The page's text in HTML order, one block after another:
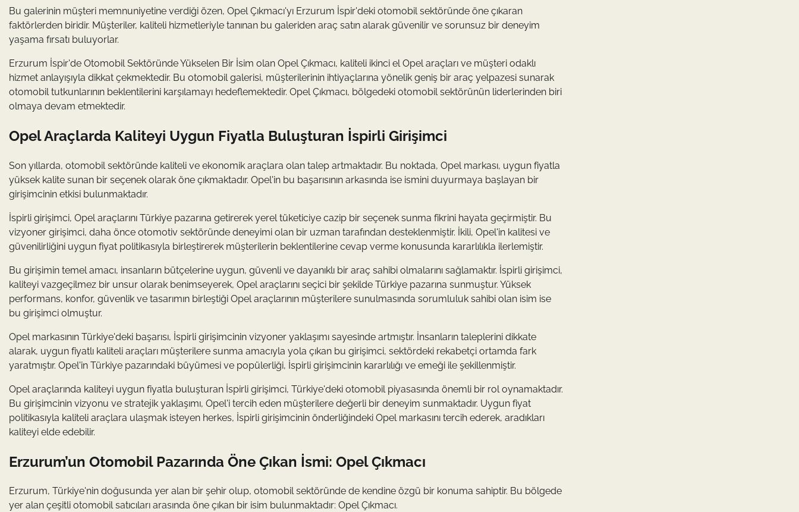
Bu galerinin müşteri memnuniyetine verdiği özen, Opel Çıkmacı'yı Erzurum İspir'deki otomobil sektöründe öne çıkaran
faktörlerden biridir. Müşteriler, kaliteli hizmetleriyle tanınan bu galeriden araç satın alarak güvenilir ve sorunsuz bir deneyim
yaşama fırsatı buluyorlar.
Erzurum İspir'de Otomobil Sektöründe Yükselen Bir İsim olan Opel Çıkmacı, kaliteli ikinci el Opel araçları ve müşteri odaklı
hizmet anlayışıyla dikkat çekmektedir. Bu otomobil galerisi, müşterilerinin ihtiyaçlarına yönelik geniş bir araç yelpazesi sunarak
otomobil tutkunlarının beklentilerini karşılamayı hedeflemektedir. Opel Çıkmacı, bölgedeki otomobil sektörünün liderlerinden biri
olmaya devam etmektedir.
Opel Araçlarda Kaliteyi Uygun Fiyatla Buluşturan İspirli Girişimci
Son yıllarda, otomobil sektöründe kaliteli ve ekonomik araçlara olan talep artmaktadır. Bu noktada, Opel markası, uygun fiyatla
yüksek kalite sunan bir seçenek olarak öne çıkmaktadır. Opel'in bu başarısının arkasında ise ismini duyurmaya başlayan bir
girişimcinin etkisi bulunmaktadır.
İspirli girişimci, Opel araçlarını Türkiye pazarına getirerek yerel tüketiciye cazip bir seçenek sunma fikrini hayata geçirmiştir. Bu
vizyoner girişimci, daha önce otomotiv sektöründe deneyimi olan bir uzman tarafından desteklenmiştir. İkili, Opel'in kalitesi ve
güvenilirliğini uygun fiyat politikasıyla birleştirerek müşterilerin beklentilerine cevap verme konusunda kararlılıkla ilerlemiştir.
Bu girişimin temel amacı, insanların bütçelerine uygun, güvenli ve dayanıklı bir araç sahibi olmalarını sağlamaktır. İspirli girişimci,
kaliteyi vazgeçilmez bir unsur olarak benimseyerek, Opel araçlarını seçici bir şekilde Türkiye pazarına sunmuştur. Yüksek
performans, konfor, güvenlik ve tasarımın birleştiği Opel araçlarının müşterilere sunulmasında sorumluluk sahibi olan isim ise
bu girişimci olmuştur.
Opel markasının Türkiye'deki başarısı, İspirli girişimcinin vizyoner yaklaşımı sayesinde artmıştır. İnsanların taleplerini dikkate
alarak, uygun fiyatlı kaliteli araçları müşterilere sunma amacıyla yola çıkan bu girişimci, sektördeki rekabetçi ortamda fark
yaratmıştır. Opel'in Türkiye pazarındaki büyümesi ve popülerliği, İspirli girişimcinin kararlılığı ve emeği ile şekillenmiştir.
Opel araçlarında kaliteyi uygun fiyatla buluşturan İspirli girişimci, Türkiye'deki otomobil piyasasında önemli bir rol oynamaktadır.
Bu girişimcinin vizyonu ve stratejik yaklaşımı, Opel'i tercih eden müşterilere değerli bir deneyim sunmaktadır. Uygun fiyat
politikasıyla kaliteli araçlara ulaşmak isteyen herkes, İspirli girişimcinin önderliğindeki Opel markasını tercih ederek, aradıkları
kaliteyi elde edebilir.
Erzurum’un Otomobil Pazarında Öne Çıkan İsmi: Opel Çıkmacı
Erzurum, Türkiye'nin doğusunda yer alan bir şehir olup, otomobil sektöründe de kendine özgü bir konuma sahiptir. Bu bölgede
yer alan çeşitli otomobil satıcıları arasında öne çıkan bir isim bulunmaktadır: Opel Çıkmacı.